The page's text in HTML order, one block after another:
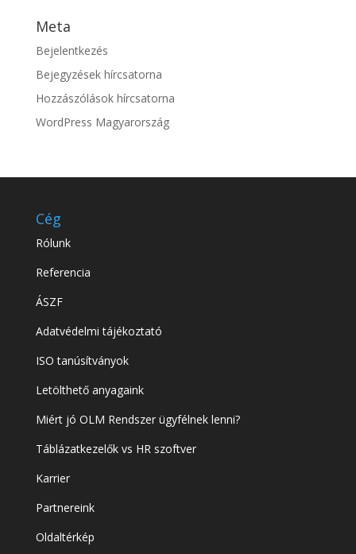
Meta
Bejelentkezés
Bejegyzések hírcsatorna
Hozzászólások hírcsatorna
WordPress Magyarország
Cég
Rólunk
Referencia
ÁSZF
Adatvédelmi tájékoztató
ISO tanúsítványok
Letölthető anyagaink
Miért jó OLM Rendszer ügyfélnek lenni?
Táblázatkezelők vs HR szoftver
Karrier
Partnereink
Oldaltérkép